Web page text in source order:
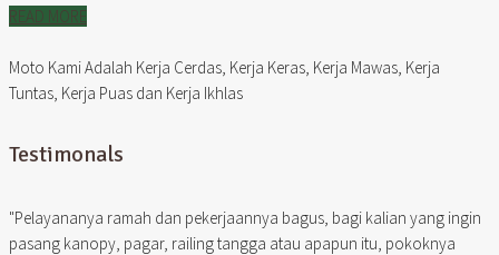
READ MORE
Moto Kami Adalah Kerja Cerdas, Kerja Keras, Kerja Mawas, Kerja
Tuntas, Kerja Puas dan Kerja Ikhlas
Testimonals
"Pelayananya ramah dan pekerjaannya bagus, bagi kalian yang ingin
pasang kanopy, pagar, railing tangga atau apapun itu, pokoknya